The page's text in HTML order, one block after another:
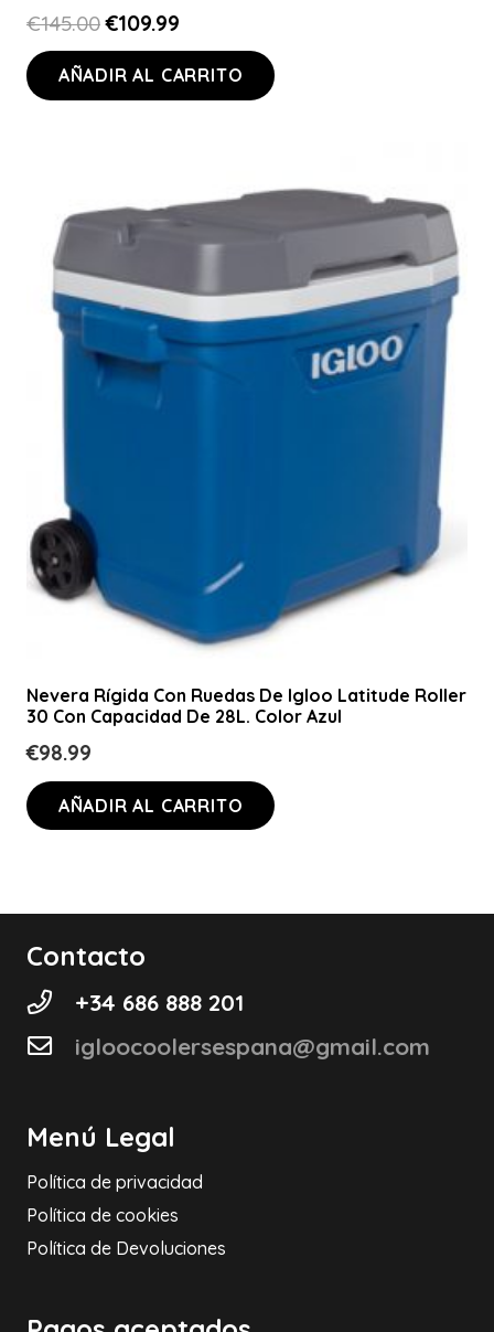
€145.00El
precio
original
era:
€109.99
precio
actual
es:
AÑADIR AL CARRITO
Nevera Rígida Con Ruedas De Igloo Latitude Roller
30 Con Capacidad De 28L. Color Azul
€98.99
AÑADIR AL CARRITO
Contacto
+34 686 888 201
igloocoolersespana@gmail.com
Menú Legal
Política de privacidad
Política de cookies
Política de Devoluciones